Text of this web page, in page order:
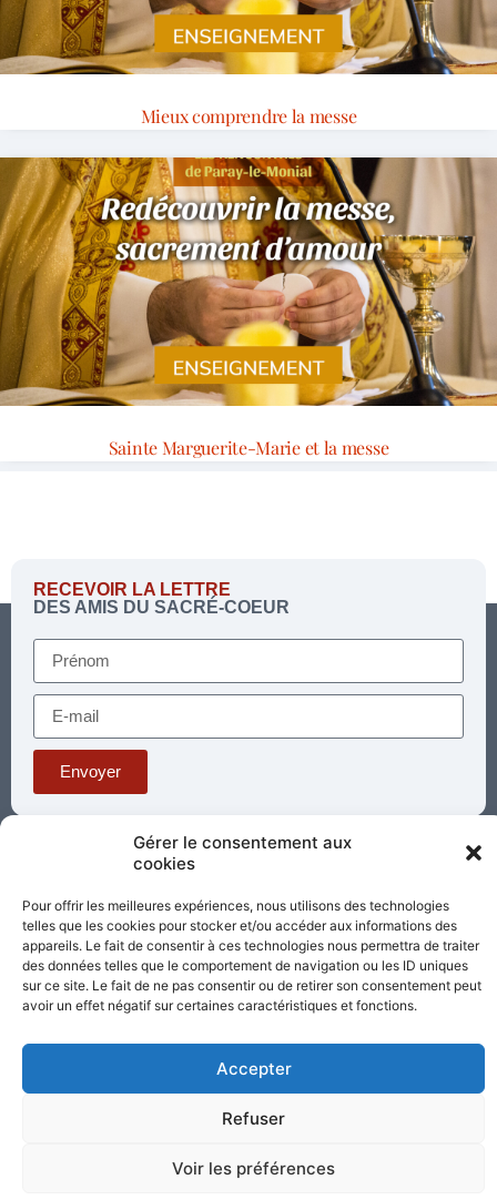
Gérer le consentement aux
cookies
Pour offrir les meilleures expériences, nous utilisons des technologies
telles que les cookies pour stocker et/ou accéder aux informations des
appareils. Le fait de consentir à ces technologies nous permettra de traiter
des données telles que le comportement de navigation ou les ID uniques
sur ce site. Le fait de ne pas consentir ou de retirer son consentement peut
avoir un effet négatif sur certaines caractéristiques et fonctions.
Accepter
Refuser
Voir les préférences
Mieux comprendre la messe
Sainte Marguerite-Marie et la messe
RECEVOIR LA LETTRE
DES AMIS DU SACRÉ-COEUR
Envoyer
Téléphone : 03 85 81 56 00
Paray TV
Agenda Nous contacter
Nos
partenaires
Mentions
légales
Partagez cette page